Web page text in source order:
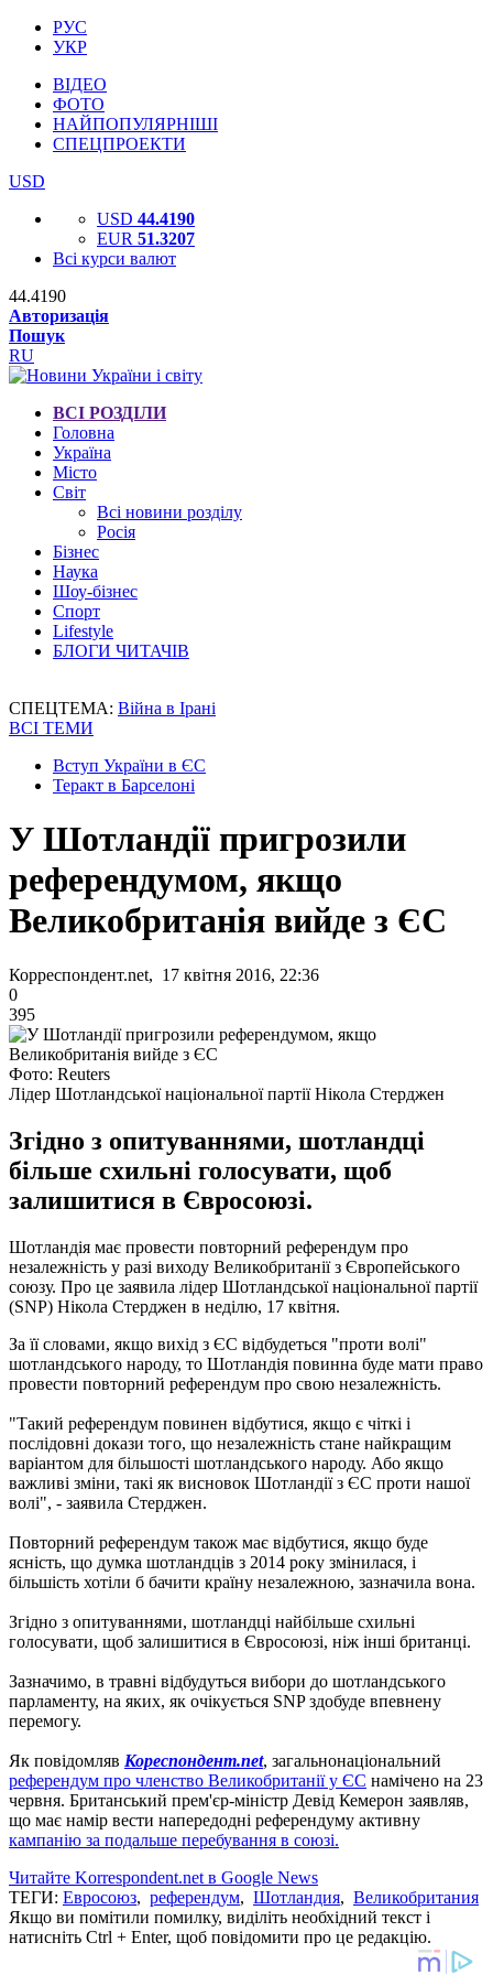
РУС
УКР
ВІДЕО
ФОТО
НАЙПОПУЛЯРНІШІ
СПЕЦПРОЕКТИ
USD
USD 44.4190
EUR 51.3207
Всі курси валют
44.4190
Авторизація
Пошук
RU
ВСІ РОЗДІЛИ
Головна
Україна
Місто
Світ
Всі новини розділу
Росія
Бізнес
Наука
Шоу-бізнес
Спорт
Lifestyle
БЛОГИ ЧИТАЧІВ
СПЕЦТЕМА: Війна в Ірані
ВСІ ТЕМИ
Вступ України в ЄС
Теракт в Барселоні
У Шотландії пригрозили
референдумом, якщо
Великобританія вийде з ЄС
Корреспондент.net, 17 квітня 2016, 22:36
0
395
Фото: Reuters
Лідер Шотландської національної партії Нікола Стерджен
Згідно з опитуваннями, шотландці
більше схильні голосувати, щоб
залишитися в Євросоюзі.
Шотландія має провести повторний референдум про
незалежність у разі виходу Великобританії з Європейського
союзу. Про це заявила лідер Шотландської національної партії
(SNP) Нікола Стерджен в неділю, 17 квітня.
За її словами, якщо вихід з ЄС відбудеться "проти волі"
шотландського народу, то Шотландія повинна буде мати право
провести повторний референдум про свою незалежність.
"Такий референдум повинен відбутися, якщо є чіткі і
послідовні докази того, що незалежність стане найкращим
варіантом для більшості шотландського народу. Або якщо
важливі зміни, такі як висновок Шотландії з ЄС проти нашої
волі", - заявила Стерджен.
Повторний референдум також має відбутися, якщо буде
ясність, що думка шотландців з 2014 року змінилася, і
більшість хотіли б бачити країну незалежною, зазначила вона.
Згідно з опитуваннями, шотландці найбільше схильні
голосувати, щоб залишитися в Євросоюзі, ніж інші британці.
Зазначимо, в травні відбудуться вибори до шотландського
парламенту, на яких, як очікується SNP здобуде впевнену
перемогу.
Як повідомляв Кореспондент.net, загальнонаціональний
референдум про членство Великобританії у ЄС намічено на 23
червня. Британський прем'єр-міністр Девід Кемерон заявляв,
що має намір вести напередодні референдуму активну
кампанію за подальше перебування в союзі.
Читайте Korrespondent.net в Google News
ТЕГИ: Евросоюз, референдум, Шотландия, Великобритания
Якщо ви помітили помилку, виділіть необхідний текст і
натисніть Ctrl + Enter, щоб повідомити про це редакцію.